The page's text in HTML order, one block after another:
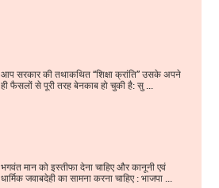
आप सरकार की तथाकथित “शिक्षा क्रांति” उसके अपने
ही फैसलों से पूरी तरह बेनकाब हो चुकी है: सु ...
भगवंत मान को इस्तीफा देना चाहिए और कानूनी एवं
धार्मिक जवाबदेही का सामना करना चाहिए : भाजपा ...